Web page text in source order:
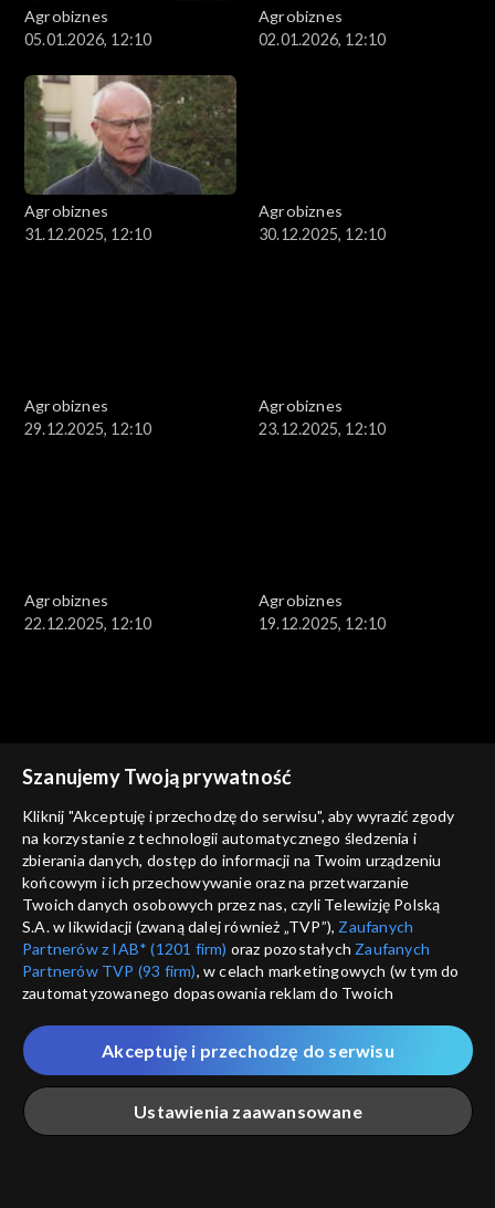
Agrobiznes
05.01.2026, 12:10
Agrobiznes
02.01.2026, 12:10
Agrobiznes
31.12.2025, 12:10
Agrobiznes
30.12.2025, 12:10
Agrobiznes
29.12.2025, 12:10
Agrobiznes
23.12.2025, 12:10
Agrobiznes
22.12.2025, 12:10
Agrobiznes
19.12.2025, 12:10
18.12.2025, 12:10
17.12.2025, 12:10
Agrobiznes
Agrobiznes
Szanujemy Twoją prywatność
Kliknij "Akceptuję i przechodzę do serwisu", aby wyrazić zgody
na korzystanie z technologii automatycznego śledzenia i
zbierania danych, dostęp do informacji na Twoim urządzeniu
końcowym i ich przechowywanie oraz na przetwarzanie
Twoich danych osobowych przez nas, czyli Telewizję Polską
S.A. w likwidacji (zwaną dalej również „TVP”), Zaufanych
Partnerów z IAB* (1201 firm) oraz pozostałych Zaufanych
Partnerów TVP (93 firm), w celach marketingowych (w tym do
zautomatyzowanego dopasowania reklam do Twoich
które wskazujemy poniżej, a także zgody na udostępnianie
przez nas identyfikatora PPID do Google.
Twoje dane osobowe zbierane podczas odwiedzania przez
Ciebie naszych
poszczególnych serwisówzwanych dalej
„Portalem”, w tym informacje zapisywane za pomocą
Ustawienia zaawansowane
Akceptuję i przechodzę do serwisu